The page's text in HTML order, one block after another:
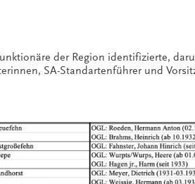
der Region identifizierte,
SA-Standartenführer und